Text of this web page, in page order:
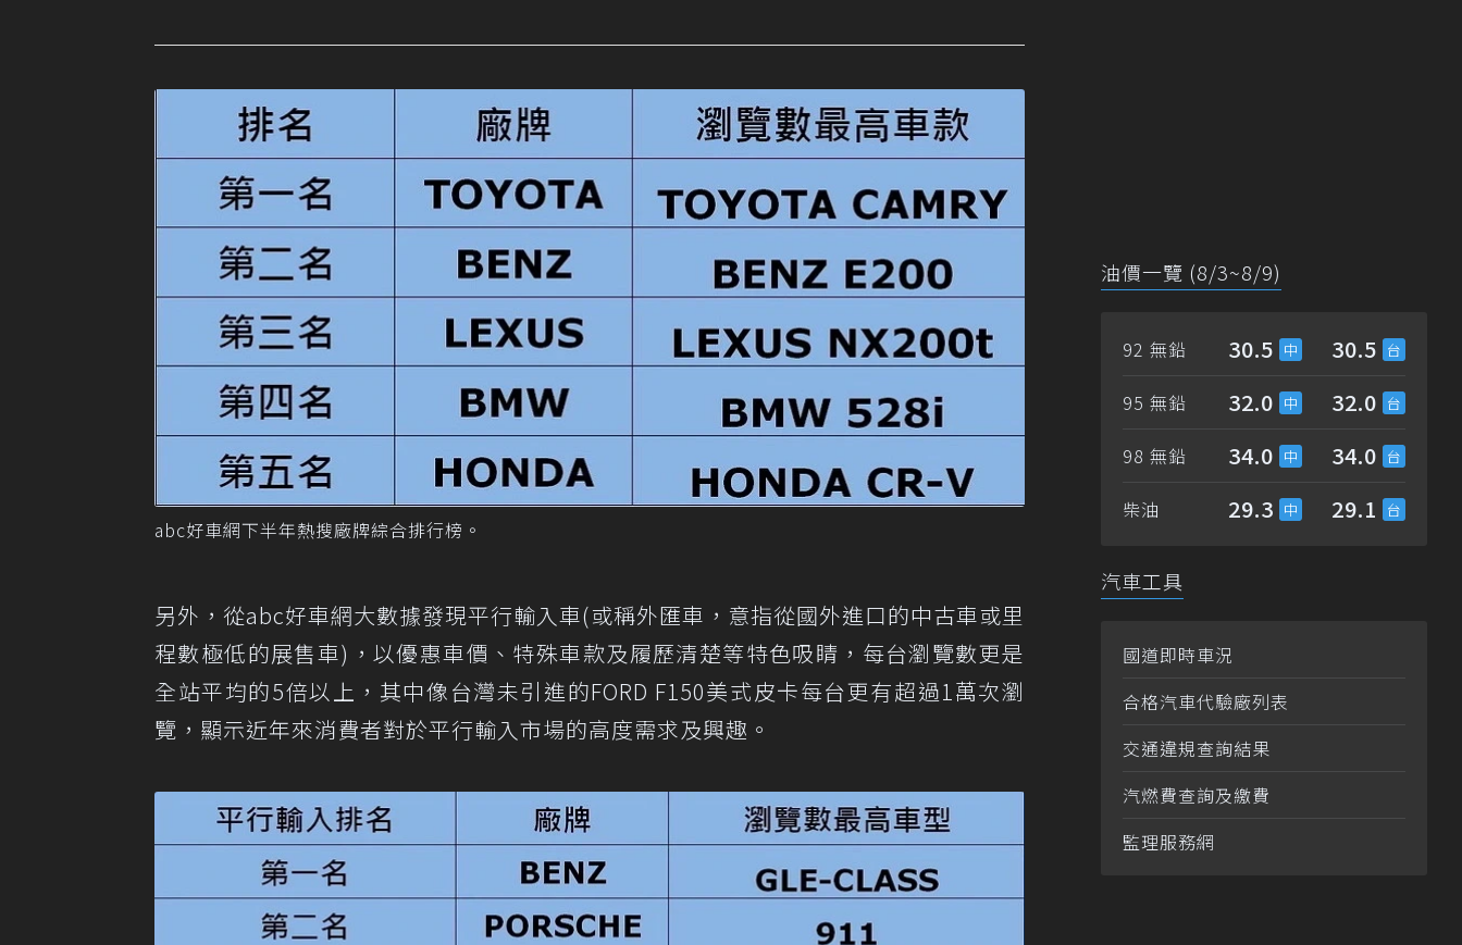
abc好車網下半年熱搜廠牌綜合排行榜。
另外，從abc好車網大數據發現平行輸入車(或稱外匯車，意指從國外進口的中古車或里
程數極低的展售車)，以優惠車價、特殊車款及履歷清楚等特色吸睛，每台瀏覽數更是
全站平均的5倍以上，其中像台灣未引進的FORD F150美式皮卡每台更有超過1萬次瀏
覽，顯示近年來消費者對於平行輸入市場的高度需求及興趣。
油價一覽 (8/3~8/9)
92 無鉛 30.5 30.5
95 無鉛 32.0 32.0
98 無鉛 34.0 34.0
柴油 29.3 29.1
汽車工具
國道即時車況
合格汽車代驗廠列表
交通違規查詢結果
汽燃費查詢及繳費
監理服務網